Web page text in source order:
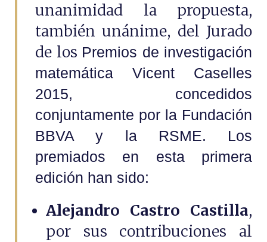
unanimidad la propuesta,
también unánime, del Jurado
de los Premios de investigación
matemática Vicent Caselles
2015, concedidos
conjuntamente por la Fundación
BBVA y la RSME. Los
premiados en esta primera
edición han sido:
Alejandro Castro Castilla,
por sus contribuciones al